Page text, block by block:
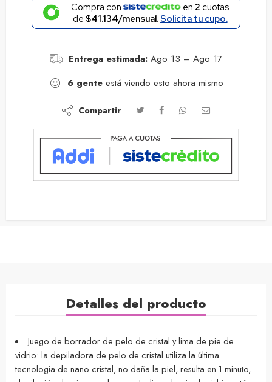
Compra con en 2 cuotas
de $41.134/mensual.Solicita tu cupo.
Entrega estimada:Ago 13 – Ago 17
6 genteestá viendo esto ahora mismo
Compartir
Detalles del producto
Juego de borrador de pelo de cristal y lima de pie de
vidrio: la depiladora de pelo de cristal utiliza la última
tecnología de nano cristal, no daña la piel, resulta en 1 minuto,